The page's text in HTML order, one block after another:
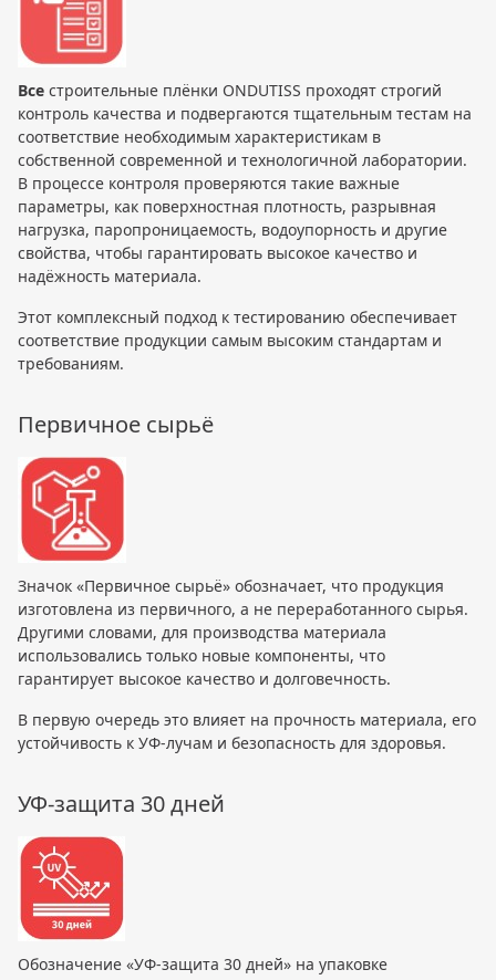
Все строительные плёнки ONDUTISS проходят строгий
контроль качества и подвергаются тщательным тестам на
соответствие необходимым характеристикам в
собственной современной и технологичной лаборатории.
В процессе контроля проверяются такие важные
параметры, как поверхностная плотность, разрывная
нагрузка, паропроницаемость, водоупорность и другие
свойства, чтобы гарантировать высокое качество и
надёжность материала.
Этот комплексный подход к тестированию обеспечивает
соответствие продукции самым высоким стандартам и
требованиям.
Первичное сырьё
Значок «Первичное сырьё» обозначает, что продукция
изготовлена из первичного, а не переработанного сырья.
Другими словами, для производства материала
использовались только новые компоненты, что
гарантирует высокое качество и долговечность.
В первую очередь это влияет на прочность материала, его
устойчивость к УФ-лучам и безопасность для здоровья.
УФ-защита 30 дней
Обозначение «УФ-защита 30 дней» на упаковке